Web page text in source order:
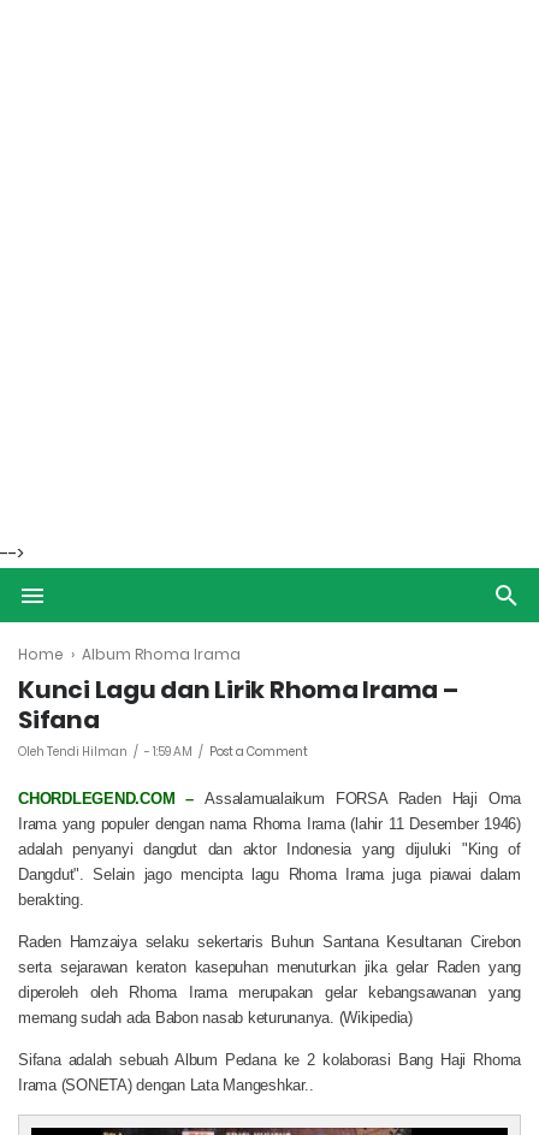
-->
Home › Album Rhoma Irama
Kunci Lagu dan Lirik Rhoma Irama –
Sifana
Oleh Tendi Hilman - 1:59 AM Post a Comment
CHORDLEGEND.COM –
Assalamualaikum FORSA Raden Haji Oma
Irama yang populer dengan nama Rhoma Irama (lahir 11 Desember 1946)
adalah penyanyi dangdut dan aktor Indonesia yang dijuluki "King of
Dangdut". Selain jago mencipta lagu Rhoma Irama juga piawai dalam
berakting.
Raden Hamzaiya selaku sekertaris Buhun Santana Kesultanan Cirebon
serta sejarawan keraton kasepuhan menuturkan jika gelar Raden yang
diperoleh oleh Rhoma Irama merupakan gelar kebangsawanan yang
memang sudah ada Babon nasab keturunanya. (Wikipedia)
Sifana adalah sebuah Album Pedana ke 2 kolaborasi Bang Haji Rhoma
Irama (SONETA) dengan Lata Mangeshkar..